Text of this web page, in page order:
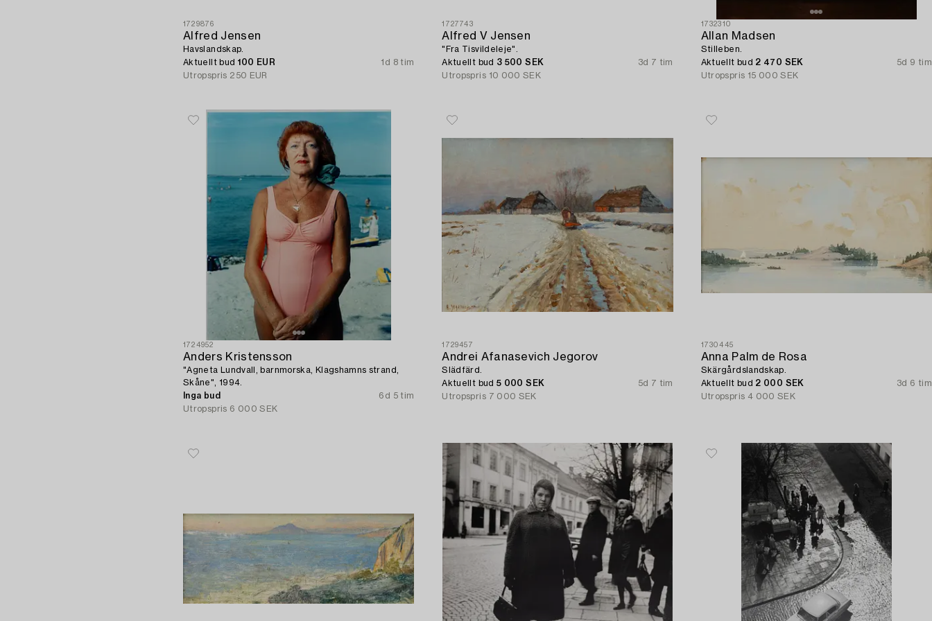
1729876
Alfred Jensen
Havslandskap.
Aktuellt bud 100 EUR
1d 8 tim
Utropspris 250 EUR
1727743
Alfred V Jensen
"Fra Tisvildeleje".
Aktuellt bud 3 500 SEK
3d 7 tim
Utropspris 10 000 SEK
1732310
Allan Madsen
Stilleben.
Aktuellt bud 2 470 SEK
5d 9 tim
Utropspris 15 000 SEK
1724952
Anders Kristensson
"Agneta Lundvall, barnmorska, Klagshamns strand,
Skåne", 1994.
Inga bud
6d 5 tim
Utropspris 6 000 SEK
1729457
Andrei Afanasevich Jegorov
Slädfärd.
Aktuellt bud5 000 SEK
5d 7 tim
Utropspris 7 000 SEK
1730445
Anna Palm de Rosa
Skärgårdslandskap.
Aktuellt bud 2 000 SEK
3d 6 tim
Utropspris 4 000 SEK